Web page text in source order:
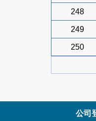
248
249
250
公司